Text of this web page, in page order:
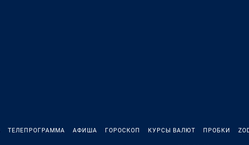
ТЕЛЕПРОГРАММА АФИША ГОРОСКОП КУРСЫ ВАЛЮТ ПРОБКИ